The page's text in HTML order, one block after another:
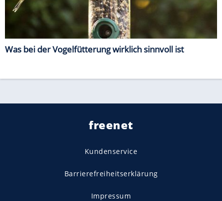
Was bei der Vogelfütterung wirklich sinnvoll ist
freenet
Kundenservice
Barrierefreiheitserklärung
Impressum